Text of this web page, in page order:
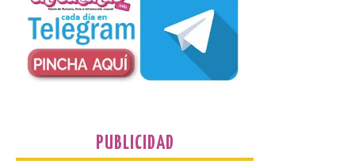
Un Bien de Interés
Cultural abandonado
desde 1949. Los
procuradores leonesistas
plantean que la Junta
contacte cuanto antes con los
PUBLICIDAD